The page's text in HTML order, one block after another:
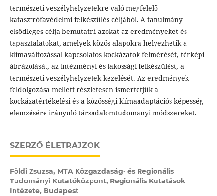
természeti veszélyhelyzetekre való megfelelő
katasztrófavédelmi felkészülés céljából. A tanulmány
elsődleges célja bemutatni azokat az eredményeket és
tapasztalatokat, amelyek közös alapokra helyezhetik a
klímaváltozással kapcsolatos kockázatok felmérését, térképi
ábrázolását, az intézményi és lakossági felkészülést, a
természeti veszélyhelyzetek kezelését. Az eredmények
feldolgozása mellett részletesen ismertetjük a
kockázatértékelési és a közösségi klímaadaptációs képesség
elemzésére irányuló társadalomtudományi módszereket.
SZERZŐ ÉLETRAJZOK
Földi Zsuzsa, MTA Közgazdaság- és Regionális
Tudományi Kutatóközpont, Regionális Kutatások
Intézete, Budapest